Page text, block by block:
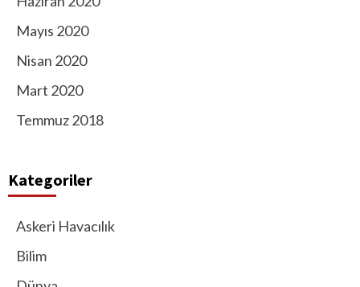
Mayıs 2020
Nisan 2020
Mart 2020
Temmuz 2018
Kategoriler
Askeri Havacılık
Bilim